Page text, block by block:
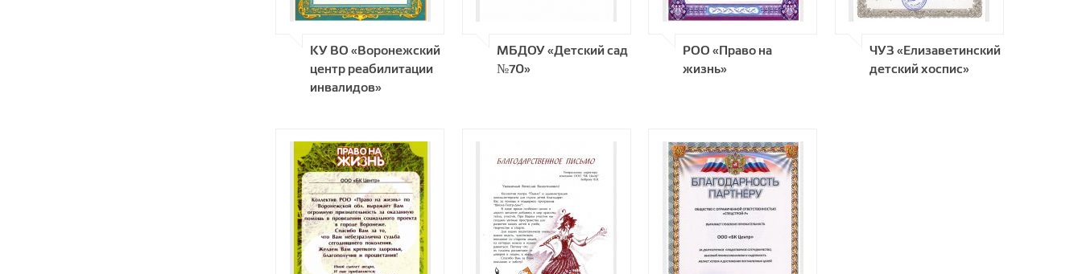
КУ ВО «Воронежский
центр реабилитации
инвалидов»
MБДОУ «Детский сад
№70»
POO «Право на
жизнь»
ЧУЗ «Елизаветинский
детский хоспис»